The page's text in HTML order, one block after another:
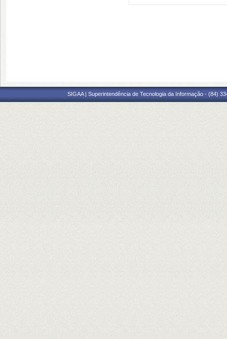
SIGAA | Superintendência de Tecnologia da Informação - (84)